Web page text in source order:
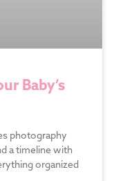
Baby’s
photography
a timeline with
organized